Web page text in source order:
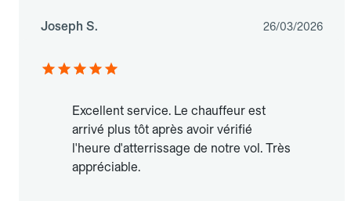
Joseph S. 26/03/2026
Excellent service. Le chauffeur est
arrivé plus tôt après avoir vérifié
l'heure d'atterrissage de notre vol. Très
appréciable.